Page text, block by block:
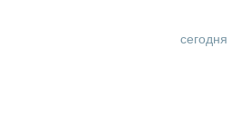
сегодня